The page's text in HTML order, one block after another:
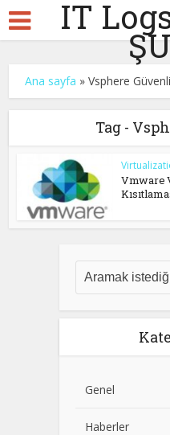
IT
Ana sayfa »Vsphere
Tag -
Vmware
Genel
Haberler